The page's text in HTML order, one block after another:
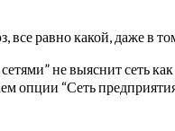
равно какой, даже в
не выяснит сеть
опции “Сеть